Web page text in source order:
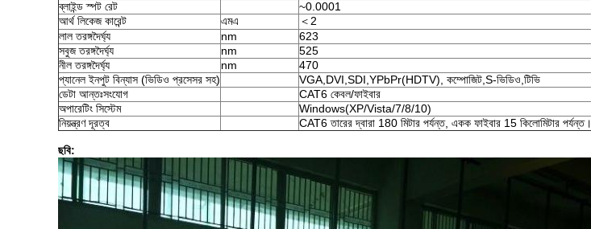
ব্লাইন্ড স্পট রেট
~0.0001
আর্থ লিকেজ কারেন্ট
এমএ
＜2
লাল তরঙ্গদৈর্ঘ্য
nm
623
সবুজ তরঙ্গদৈর্ঘ্য
nm
525
নীল তরঙ্গদৈর্ঘ্য
nm
470
প্যানেল ইনপুট বিন্যাস (ভিডিও প্রসেসর সহ)
VGA,DVI,SDI,YPbPr(HDTV), কম্পোজিট,S-ভিডিও,টিভি
ডেটা আন্তঃসংযোগ
CAT6 কেবল/ফাইবার
অপারেটিং সিস্টেম
Windows(XP/Vista/7/8/10)
নিয়ন্ত্রণ দূরত্ব
CAT6 তারের দ্বারা 180 মিটার পর্যন্ত, একক ফাইবার 15 কিলোমিটার পর্যন্ত।
ছবি: